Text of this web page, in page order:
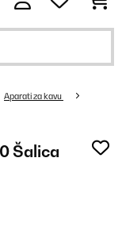
Aparati za kavu
Šalica